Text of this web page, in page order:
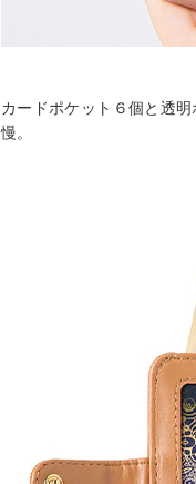
カードポケット６個と透
慢。